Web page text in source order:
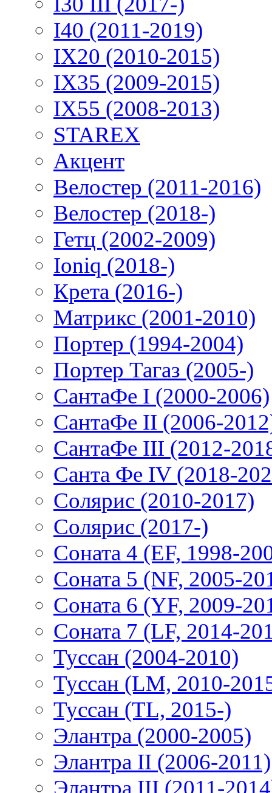
I40 (2011-2019)
IX20 (2010-2015)
IX35 (2009-2015)
IX55 (2008-2013)
STAREX
Акцент
Велостер (2011-2016)
Велостер (2018-)
Гетц (2002-2009)
Ioniq (2018-)
Крета (2016-)
Матрикс (2001-2010)
Портер (1994-2004)
Портер Тагаз (2005-)
СантаФе I (2000-2006)
СантаФе II (2006-
СантаФе III (2012-
Санта Фе IV (2018-
Солярис (2010-2017)
Солярис (2017-)
Соната 4 (EF, 1998-
Соната 5 (NF, 2005-
Соната 6 (YF, 2009-
Соната 7 (LF, 2014-
Туссан (2004-2010)
Туссан (LM, 2010-
Туссан (TL, 2015-)
Элантра (2000-2005)
Элантра II (2006-2011)